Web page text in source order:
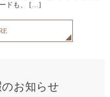
ドも、 […]
お知らせ